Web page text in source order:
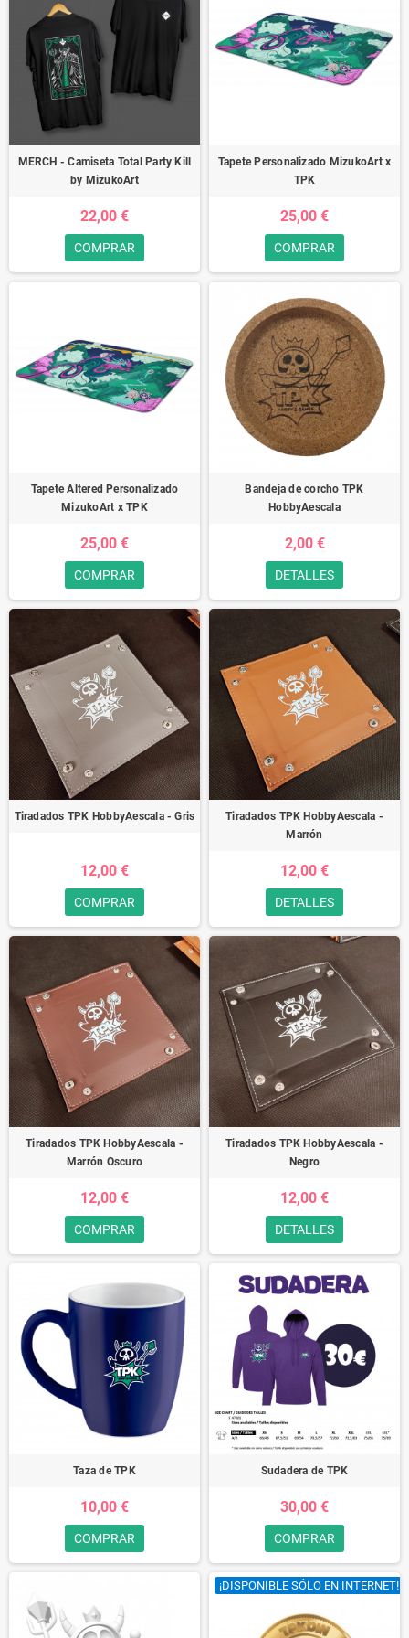
MERCH - Camiseta Total Party Kill
by MizukoArt
22,00 €
COMPRAR
Tapete Personalizado MizukoArt x
TPK
25,00 €
COMPRAR
Tapete Altered Personalizado
MizukoArt x TPK
25,00 €
COMPRAR
Bandeja de corcho TPK
HobbyAescala
2,00 €
DETALLES
Tiradados TPK HobbyAescala - Gris
12,00 €
COMPRAR
Tiradados TPK HobbyAescala -
Marrón
12,00 €
DETALLES
Tiradados TPK HobbyAescala -
Marrón Oscuro
12,00 €
COMPRAR
Tiradados TPK HobbyAescala -
Negro
12,00 €
DETALLES
Taza de TPK
10,00 €
COMPRAR
Sudadera de TPK
30,00 €
COMPRAR
¡DISPONIBLE SÓLO EN INTERNET!